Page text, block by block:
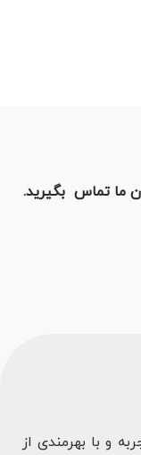
ما تماس بگیرید.
و با بهرمندی از